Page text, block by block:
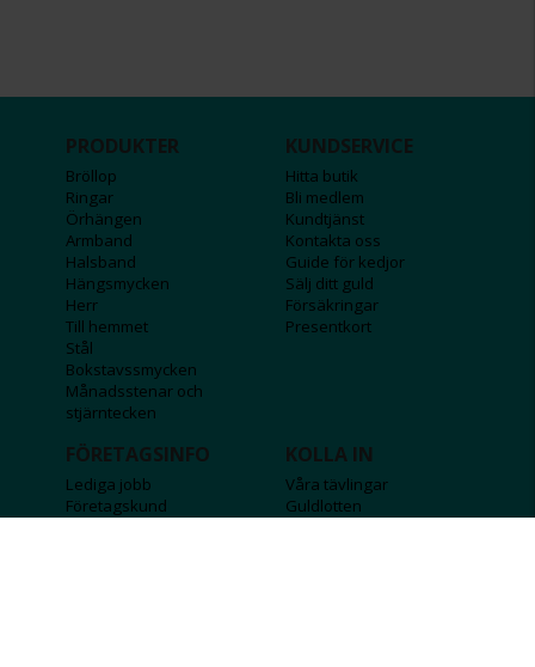
PRODUKTER
Bröllop
Ringar
Örhängen
Armband
Halsband
Hängsmycken
Herr
Till hemmet
Stål
Bokstavssmycken
Månadsstenar och
stjärntecken
KUNDSERVICE
Hitta butik
Bli medlem
Kundtjänst
Kontakta oss
Guide för kedjor
Sälj ditt guld
Försäkringar
Presentkort
FÖRETAGSINFO
Lediga jobb
Företagskund
KOLLA IN
Våra tävlingar
Guldlotten